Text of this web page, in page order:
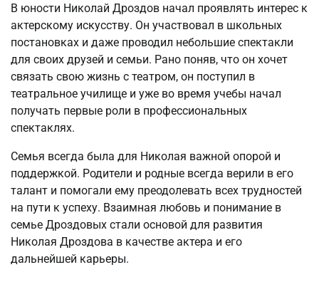
В юности Николай Дроздов начал проявлять интерес к
актерскому искусству. Он участвовал в школьных
постановках и даже проводил небольшие спектакли
для своих друзей и семьи. Рано поняв, что он хочет
связать свою жизнь с театром, он поступил в
театральное училище и уже во время учебы начал
получать первые роли в профессиональных
спектаклях.
Семья всегда была для Николая важной опорой и
поддержкой. Родители и родные всегда верили в его
талант и помогали ему преодолевать всех трудностей
на пути к успеху. Взаимная любовь и понимание в
семье Дроздовых стали основой для развития
Николая Дроздова в качестве актера и его
дальнейшей карьеры.